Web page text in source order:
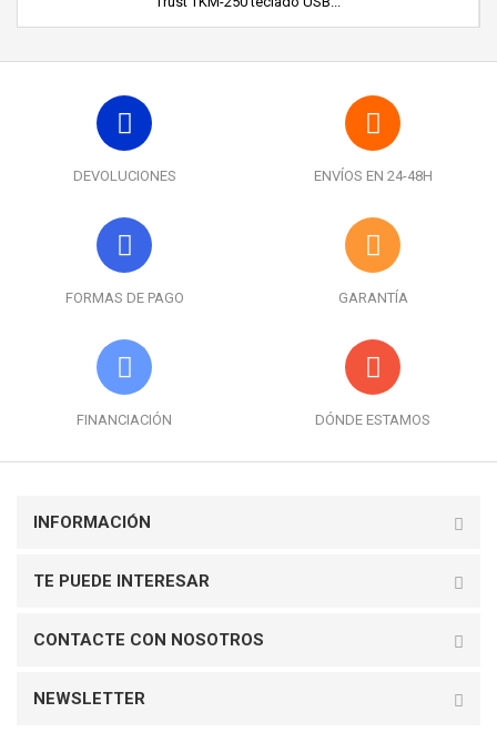
DEVOLUCIONES ENVÍOS EN 24-48H
FORMAS DE PAGO GARANTÍA
FINANCIACIÓN DÓNDE ESTAMOS
INFORMACIÓN
TE PUEDE INTERESAR
CONTACTE CON NOSOTROS
NEWSLETTER